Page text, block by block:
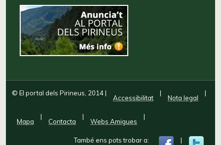
© El portal dels Pirineus, 2014|
Accessibilitat
|
Nota legal
|
Mapa
|
Contacta
|
Webs Amigues
|
També ens pots trobar a: |